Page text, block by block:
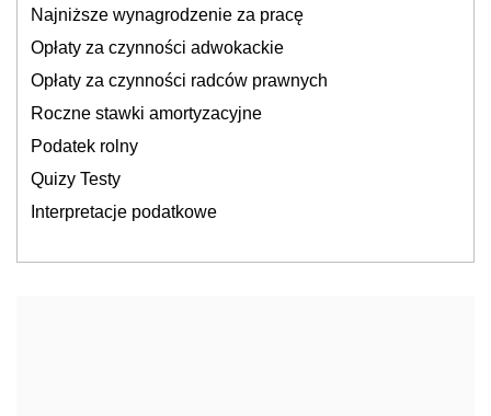
Najniższe wynagrodzenie za pracę
Opłaty za czynności adwokackie
Opłaty za czynności radców prawnych
Roczne stawki amortyzacyjne
Podatek rolny
Quizy Testy
Interpretacje podatkowe